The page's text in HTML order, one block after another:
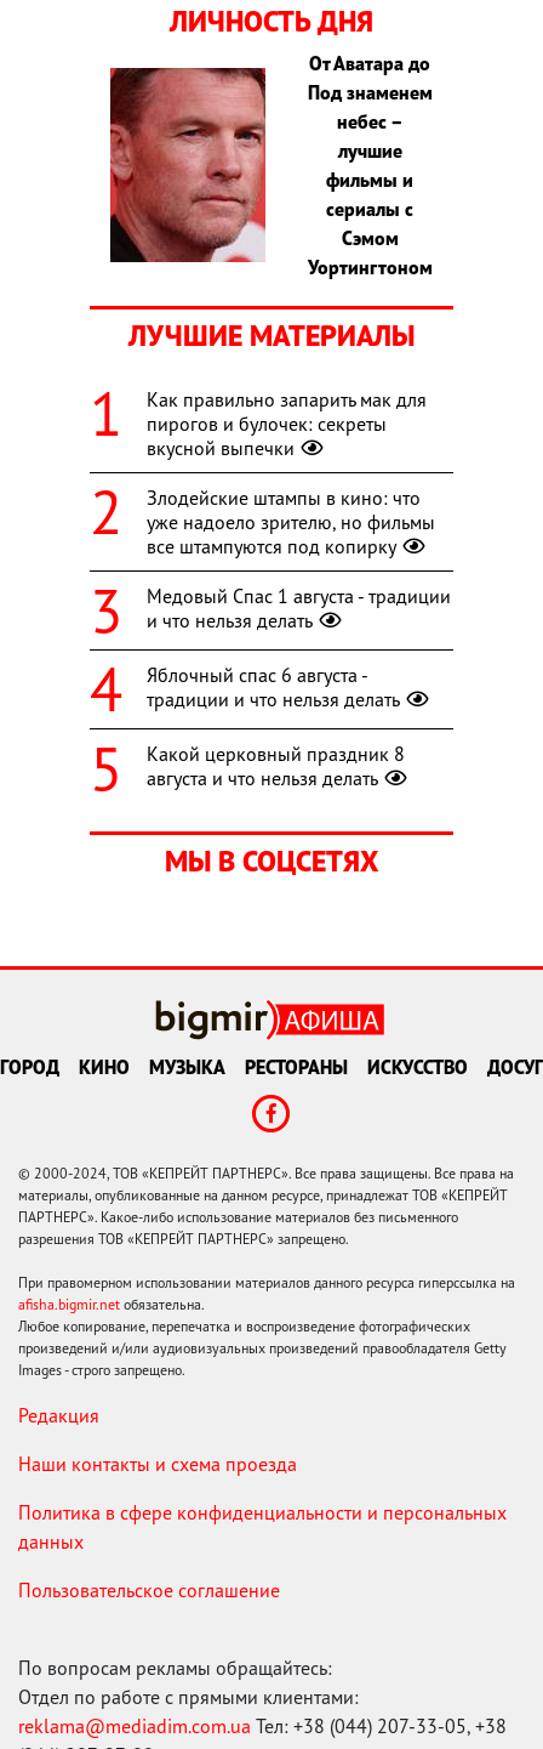
ЛИЧНОСТЬ ДНЯ
От Аватара до
Под знаменем
небес –
лучшие
фильмы и
сериалы с
Сэмом
Уортингтоном
ЛУЧШИЕ МАТЕРИАЛЫ
Как правильно запарить мак для
пирогов и булочек: секреты
вкусной выпечки
Злодейские штампы в кино: что
уже надоело зрителю, но фильмы
все штампуются под копирку
Медовый Спас 1 августа - традиции
и что нельзя делать
Яблочный спас 6 августа -
традиции и что нельзя делать
Какой церковный праздник 8
августа и что нельзя делать
МЫ В СОЦСЕТЯХ
ГОРОД КИНО МУЗЫКА РЕСТОРАНЫ ИСКУССТВО ДОСУГ
© 2000-2024, ТОВ «КЕПРЕЙТ ПАРТНЕРС». Все права защищены. Все права на
материалы, опубликованные на данном ресурсе, принадлежат ТОВ «КЕПРЕЙТ
ПАРТНЕРС». Какое-либо использование материалов без письменного
разрешения ТОВ «КЕПРЕЙТ ПАРТНЕРС» запрещено.
При правомерном использовании материалов данного ресурса гиперссылка на
afisha.bigmir.net обязательна.
Любое копирование, перепечатка и воспроизведение фотографических
произведений и/или аудиовизуальных произведений правообладателя Getty
Images - строго запрещено.
Редакция
Наши контакты и схема проезда
Политика в сфере конфиденциальности и персональных
данных
Пользовательское соглашение
По вопросам рекламы обращайтесь:
Отдел по работе с прямыми клиентами:
reklama@mediadim.com.ua Тел: +38 (044) 207-33-05, +38